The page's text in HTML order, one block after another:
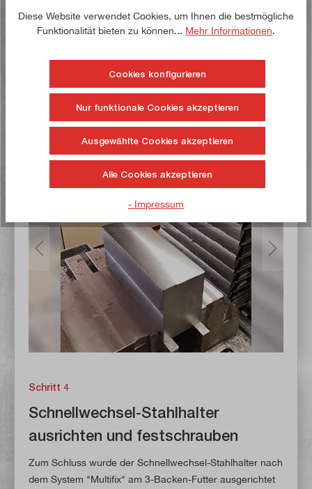
Des Weiteren wurde eine Unterlegscheibe angefertigt,
sodass der Schnellwechsel-Stahlhalter vollflächig auf
Der Aufnahmebock und die Unterlegscheibe wurden aus
dem Werkstoff E295 (St 50-2) hergestellt.
Schritt 4
Schnellwechsel-Stahlhalter
ausrichten und festschrauben
Zum Schluss wurde der Schnellwechsel-Stahlhalter nach
dem System "Multifix" am 3-Backen-Futter ausgerichtet
Diese Website verwendet Cookies, um Ihnen die bestmögliche
Funktionalität bieten zu können... Mehr Informationen.
Cookies konfigurieren
Nur funktionale Cookies akzeptieren
Ausgewählte Cookies akzeptieren
Alle Cookies akzeptieren
- Impressum